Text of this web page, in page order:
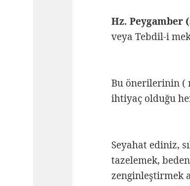
Hz. Peygamber
veya Tebdil-i
Bu önerilerinin (
ihtiyaç olduğu
Seyahat ediniz,
tazelemek,
zenginleştirmek